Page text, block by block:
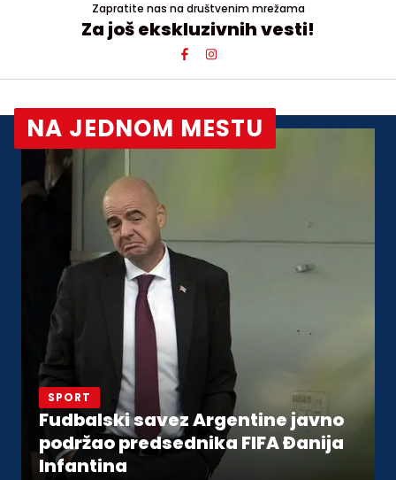
Zapratite nas na društvenim mrežama
Za još ekskluzivnih vesti!
NA JEDNOM MESTU
SPORT
Fudbalski savez Argentine javno
podržao predsednika FIFA Đanija
Infantina